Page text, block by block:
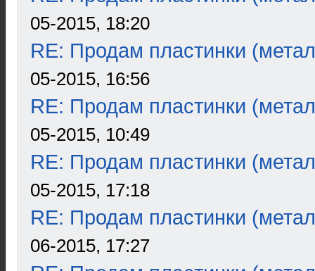
05-2015, 18:20
RE: Продам пластинки
05-2015, 16:56
RE: Продам пластинки
05-2015, 10:49
RE: Продам пластинки
05-2015, 17:18
RE: Продам пластинки
06-2015, 17:27